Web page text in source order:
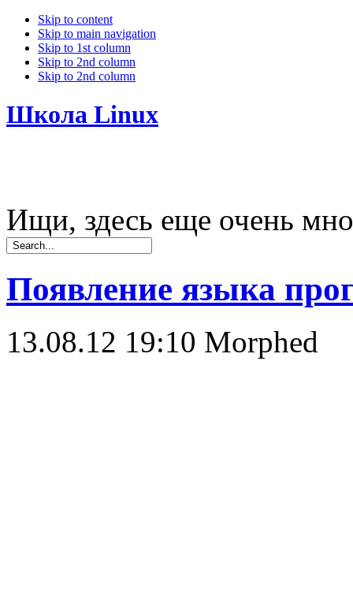
Skip to content
Skip to main navigation
Skip to 1st column
Skip to 2nd column
Skip to 2nd column
Школа Linux
Ищи, здесь еще очень
Появление языка
13.08.12 19:10 Morphed